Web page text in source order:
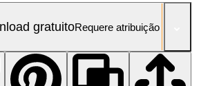
gratuitoRequere atribuição